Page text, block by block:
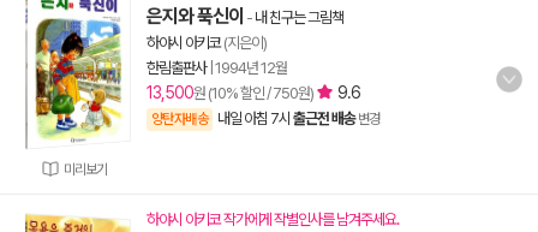
미리보기
은지와 푹신이 - 내 친구는 그림책
하야시 아키코(지은이)
한림출판사| 1994년 12월
13,500원 (10% 할인 / 750원) 9.6
양탄자배송 내일 아침 7시 출근전 배송 변경
하야시 아키코 작가에게 작별인사를 남겨주세요.